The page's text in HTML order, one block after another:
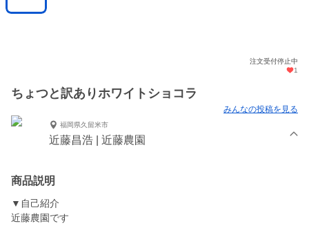
注文受付停止中
1
ちょつと訳ありホワイトショコラ
みんなの投稿を見る
福岡県久留米市
近藤昌浩 | 近藤農園
商品説明
▼自己紹介
近藤農園です